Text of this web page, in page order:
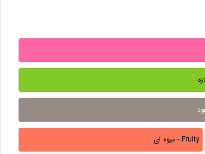
میوه ای - Fruity